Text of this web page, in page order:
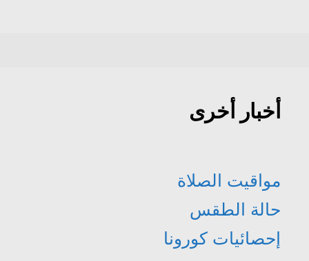
أخبار أخرى
مواقيت الصلاة
حالة الطقس
إحصائيات كورونا